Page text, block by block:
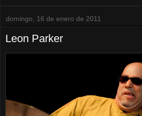
domingo, 16 de enero de 2011
Leon Parker